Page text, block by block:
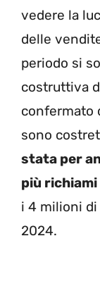
vedere la
delle
periodo si
costruttiva
confermato
sono
stata per
più richiami
i 4 milioni di
2024.